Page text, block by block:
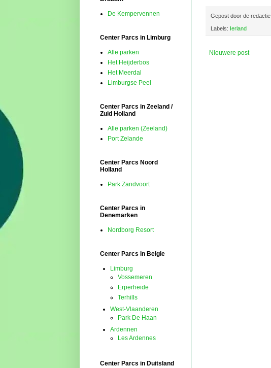
Gepost door de redactie
Labels: Ierland
Nieuwere post
De Kempervennen
Center Parcs in Limburg
Alle parken
Het Heijderbos
Het Meerdal
Limburgse Peel
Center Parcs in Zeeland /
Zuid Holland
Alle parken (Zeeland)
Port Zelande
Center Parcs Noord
Holland
Park Zandvoort
Center Parcs in
Denemarken
Nordborg Resort
Center Parcs in Belgie
Limburg
Vossemeren
Erperheide
Terhills
West-Vlaanderen
Park De Haan
Ardennen
Les Ardennes
Center Parcs in Duitsland